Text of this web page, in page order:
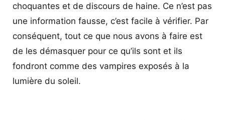
choquantes et de discours de haine. Ce n’est pas
une information fausse, c’est facile à vérifier. Par
conséquent, tout ce que nous avons à faire est
de les démasquer pour ce qu’ils sont et ils
fondront comme des vampires exposés à la
lumière du soleil.